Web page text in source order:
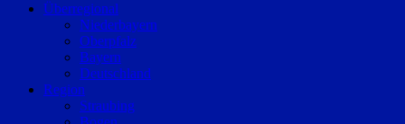
Überregional
Niederbayern
Oberpfalz
Bayern
Deutschland
Region
Straubing